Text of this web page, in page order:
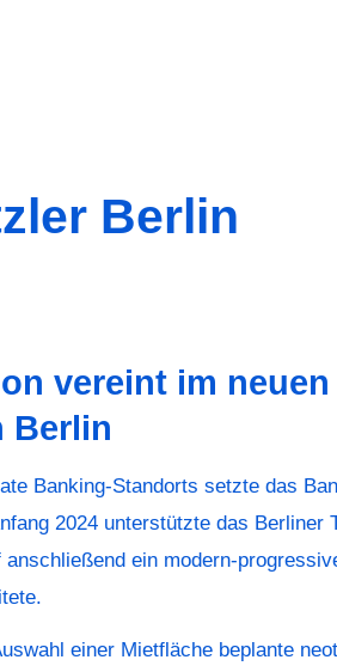
Berlin
vereint im
Berlin
Banking-Standorts setzte das
2024 unterstützte das Berliner
ein modern-
einer Mietfläche beplante